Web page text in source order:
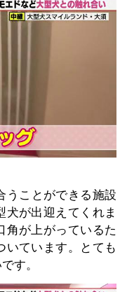
うことができる施設
犬が出迎えてくれま
角が上がっているた
いています。とても
す。